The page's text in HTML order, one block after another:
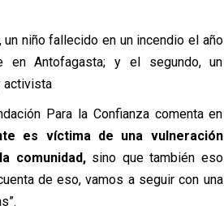
un niño fallecido en un incendio el año
en Antofagasta; y el segundo, un
activista
Para la Confianza comenta en
es víctima de una vulneración
comunidad,sino que también eso
de eso, vamos a seguir con una